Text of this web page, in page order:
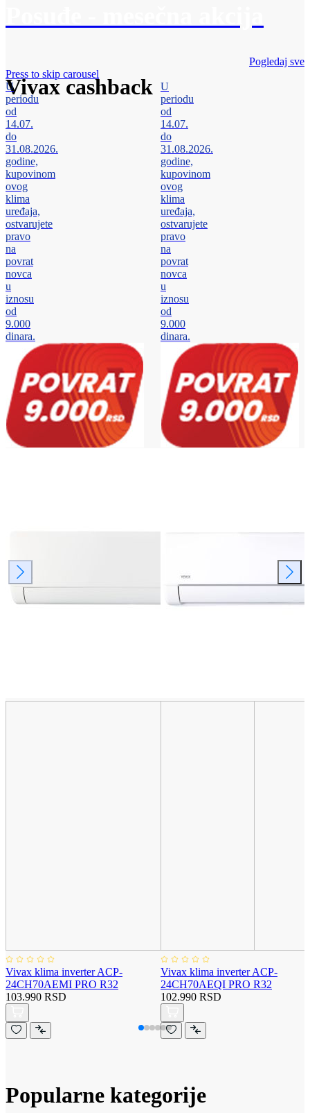
Vivax cashback
Pogledaj sve
Press to skip carousel
U
periodu
od
14.07.
do
31.08.2026.
godine,
kupovinom
ovog
klima
uređaja,
ostvarujete
pravo
na
povrat
novca
u
iznosu
od
9.000
dinara.
Vivax klima inverter ACP-
24CH70AEMI PRO R32
103.990 RSD
U
periodu
od
14.07.
do
31.08.2026.
godine,
kupovinom
ovog
klima
uređaja,
ostvarujete
pravo
na
povrat
novca
u
iznosu
od
9.000
dinara.
Vivax klima inverter ACP-
24CH70AEQI PRO R32
102.990 RSD
Popularne kategorije